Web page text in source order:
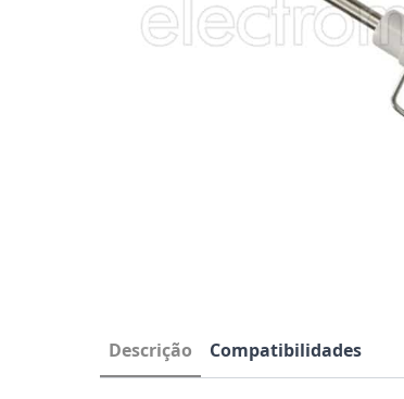
Descrição Compatibilidades